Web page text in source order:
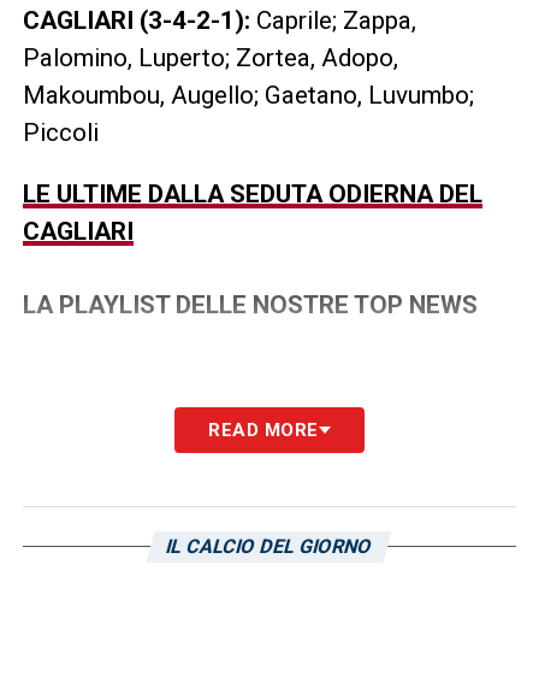
CAGLIARI (3-4-2-1): Caprile; Zappa,
Palomino, Luperto; Zortea, Adopo,
Makoumbou, Augello; Gaetano, Luvumbo;
Piccoli
LE ULTIME DALLA SEDUTA ODIERNA DEL
CAGLIARI
LA PLAYLIST DELLE NOSTRE TOP NEWS
READ MORE
IL CALCIO DEL GIORNO